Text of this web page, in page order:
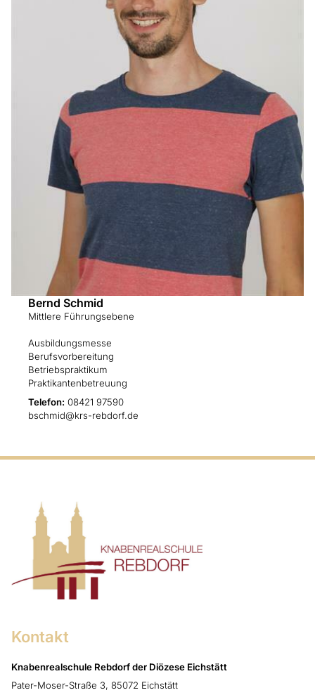
Bernd Schmid
Mittlere Führungsebene
Ausbildungsmesse
Berufsvorbereitung
Betriebspraktikum
Praktikantenbetreuung
Telefon: 08421 97590
bschmid@krs-rebdorf.de
Kontakt
Knabenrealschule Rebdorf der Diözese Eichstätt
Pater-Moser-Straße 3, 85072 Eichstätt